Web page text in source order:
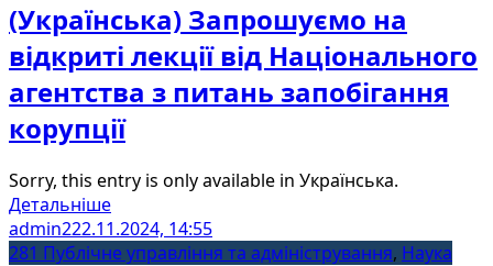
(Українська) Запрошуємо на
відкриті лекції від Національного
агентства з питань запобігання
корупції
Sorry, this entry is only available in Українська.
Детальніше
admin222.11.2024, 14:55
281 Публічне управління та адміністрування, Наука